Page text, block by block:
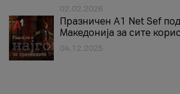
02.02.2026
Празничен A1 Net Sеf
Македонија за сите
04.12.2025